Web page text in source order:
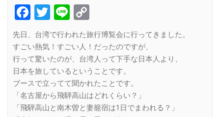
Facebook
Twitter
Line
Link
先日、台湾で行われた旅行博覧会に行ってきました。
すごい熱気！すごい人！だったのですが、
行って驚いたのが、台湾人って下手な日本人より、
日本を旅しているということです。
ブースで立ってて聞かれたことです。
「名古屋から飛騨高山はどれくらい？」
「飛騨高山と南木曽と妻籠宿は1日でまわれる？」